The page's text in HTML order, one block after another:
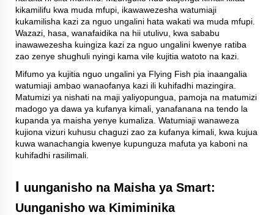
kikamilifu kwa muda mfupi, ikawawezesha watumiaji
kukamilisha kazi za nguo ungalini hata wakati wa muda mfupi.
Wazazi, hasa, wanafaidika na hii utulivu, kwa sababu
inawawezesha kuingiza kazi za nguo ungalini kwenye ratiba
zao zenye shughuli nyingi kama vile kujitia watoto na kazi.
Mifumo ya kujitia nguo ungalini ya Flying Fish pia inaangalia
watumiaji ambao wanaofanya kazi ili kuhifadhi mazingira.
Matumizi ya nishati na maji yaliyopungua, pamoja na matumizi
madogo ya dawa ya kufanya kimali, yanafanana na tendo la
kupanda ya maisha yenye kumaliza. Watumiaji wanaweza
kujiona vizuri kuhusu chaguzi zao za kufanya kimali, kwa kujua
kuwa wanachangia kwenye kupunguza mafuta ya kaboni na
kuhifadhi rasilimali.
I uunganisho na Maisha ya Smart:
Uunganisho wa Kimiminika